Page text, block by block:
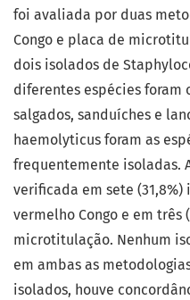
foi avaliada por duas
Congo e placa de
dois isolados de
diferentes espécies foram
salgados, sanduíches e
haemolyticus foram as
frequentemente isoladas.
verificada em sete
vermelho Congo e em três
microtitulação. Nenhum
em ambas as
isolados, houve